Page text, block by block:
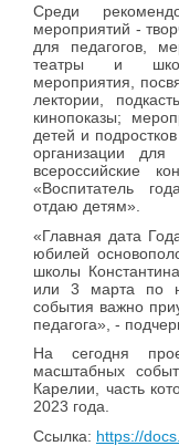
Среди
мероприятий -
для педагогов,
театры и
мероприятия,
лектории,
кинопоказы;
детей и
организации для
всероссийские
«Воспитатель
отдаю детям».
«Главная дата
юбилей
школы
или 3 марта по
события важно
педагога», -
На сегодня
масштабных
Карелии, часть
2023 года.
Ссылка: https://